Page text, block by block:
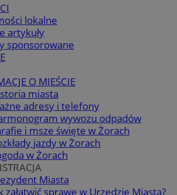
lokalne
artykuły
sponsorowane
O MIEŚCIE
miasta
adresy i telefony
wywozu odpadów
i msze święte w Żorach
jazdy w Żorach
w Żorach
Miasta
załatwić sprawę w Urzędzie Miasta?